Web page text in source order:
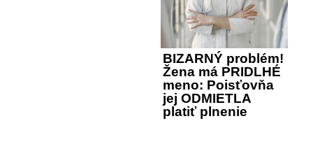
BIZARNÝ problém!
Žena má PRIDLHÉ
meno: Poisťovňa
jej ODMIETLA
platiť plnenie